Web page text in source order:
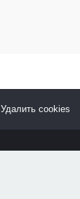
Удалить cookies